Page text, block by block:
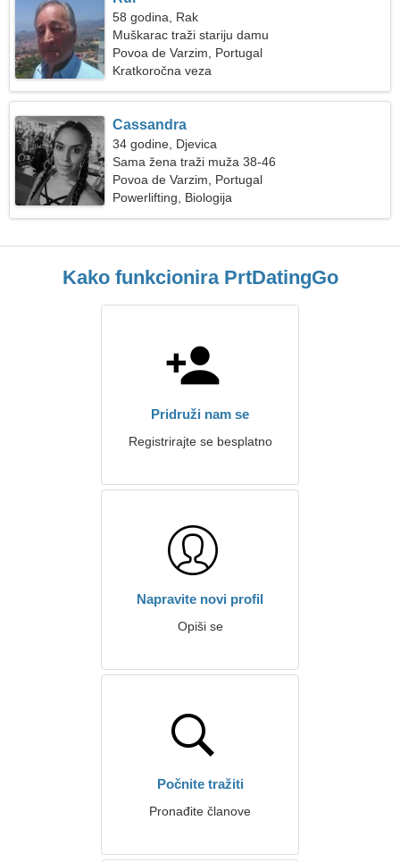
58 godina, Rak
Muškarac traži stariju damu
Povoa de Varzim, Portugal
Kratkoročna veza
Cassandra
34 godine, Djevica
Sama žena traži muža 38-46
Povoa de Varzim, Portugal
Powerlifting, Biologija
Kako funkcionira PrtDatingGo
Pridruži nam se
Registrirajte se besplatno
Napravite novi profil
Opiši se
Počnite tražiti
Pronađite članove